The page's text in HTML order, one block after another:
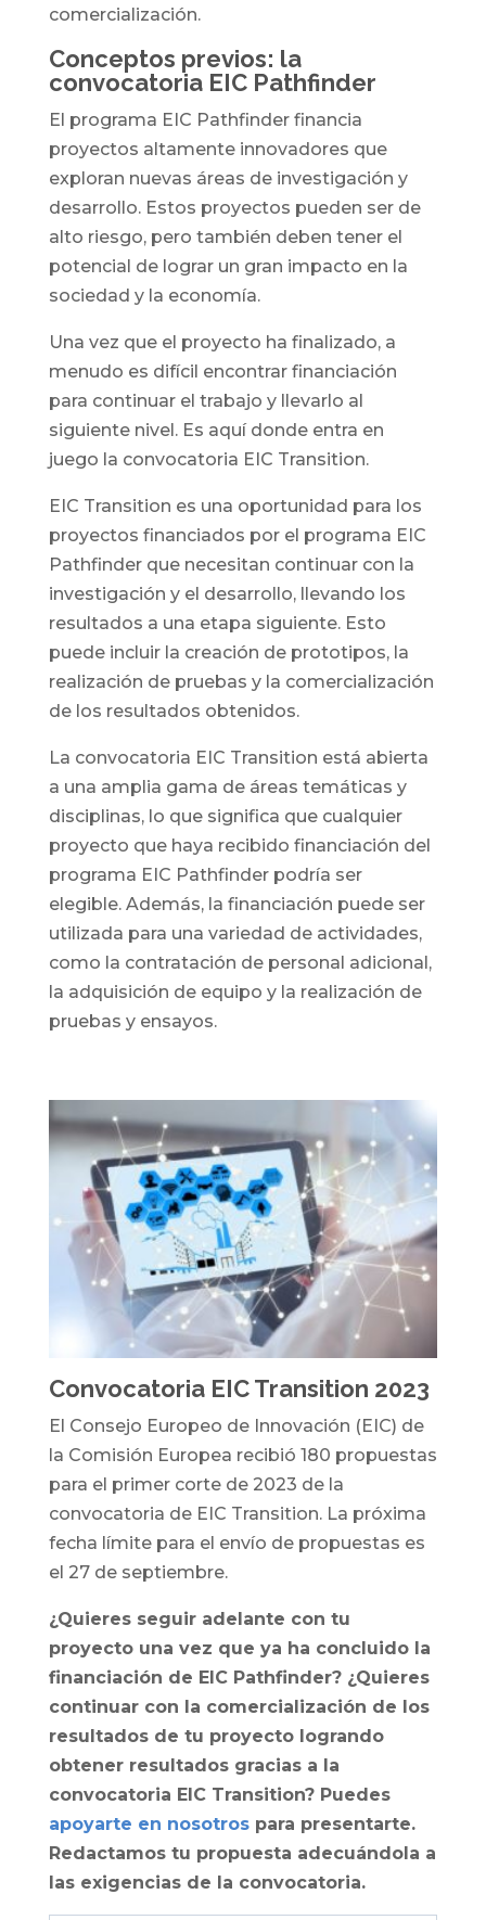
comercialización.
Conceptos previos: la
convocatoria EIC Pathfinder
El programa EIC Pathfinder financia
proyectos altamente innovadores que
exploran nuevas áreas de investigación y
desarrollo. Estos proyectos pueden ser de
alto riesgo, pero también deben tener el
potencial de lograr un gran impacto en la
sociedad y la economía.
Una vez que el proyecto ha finalizado, a
menudo es difícil encontrar financiación
para continuar el trabajo y llevarlo al
siguiente nivel. Es aquí donde entra en
juego la convocatoria EIC Transition.
EIC Transition es una oportunidad para los
proyectos financiados por el programa EIC
Pathfinder que necesitan continuar con la
investigación y el desarrollo, llevando los
resultados a una etapa siguiente. Esto
puede incluir la creación de prototipos, la
realización de pruebas y la comercialización
de los resultados obtenidos.
La convocatoria EIC Transition está abierta
a una amplia gama de áreas temáticas y
disciplinas, lo que significa que cualquier
proyecto que haya recibido financiación del
programa EIC Pathfinder podría ser
elegible. Además, la financiación puede ser
utilizada para una variedad de actividades,
como la contratación de personal adicional,
la adquisición de equipo y la realización de
pruebas y ensayos.
Convocatoria EIC Transition 2023
El Consejo Europeo de Innovación (EIC) de
la Comisión Europea recibió 180 propuestas
para el primer corte de 2023 de la
convocatoria de EIC Transition. La próxima
fecha límite para el envío de propuestas es
el 27 de septiembre.
¿Quieres seguir adelante con tu
proyecto una vez que ya ha concluido la
financiación de EIC Pathfinder? ¿Quieres
continuar con la comercialización de los
resultados de tu proyecto logrando
obtener resultados gracias a la
convocatoria EIC Transition? Puedes
apoyarte en nosotrospara presentarte.
Redactamos tu propuesta adecuándola a
las exigencias de la convocatoria.